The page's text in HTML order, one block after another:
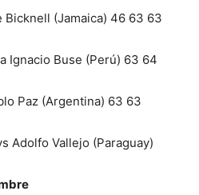
Bicknell (Jamaica) 46 63 63
Ignacio Buse (Perú) 63 64
Paz (Argentina) 63 63
Adolfo Vallejo (Paraguay)